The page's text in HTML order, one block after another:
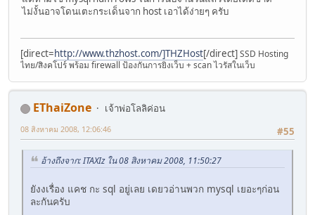
ไม่งั้นอาจโดนเตะกระเด็นจาก host เอาได้ง่ายๆ ครับ
[direct=http://www.thzhost.com/]THZHost[/direct]SSD Hosting
ไทย/สิงคโปร์ พร้อม firewall ป้องกันการยิงเว็บ + scan ไวรัสในเว็บ
EThaiZone
เจ้าพ่อโลลิค่อน
#55
08 สิงหาคม 2008, 12:06:46
อ้างถึงจาก: ITAXIz ใน 08 สิงหาคม 2008, 11:50:27
ยังงเรื่อง แคช กะ sql อยู่เลย เดยวอ่านพวก mysql เยอะๆก่อน
ละกันครับ